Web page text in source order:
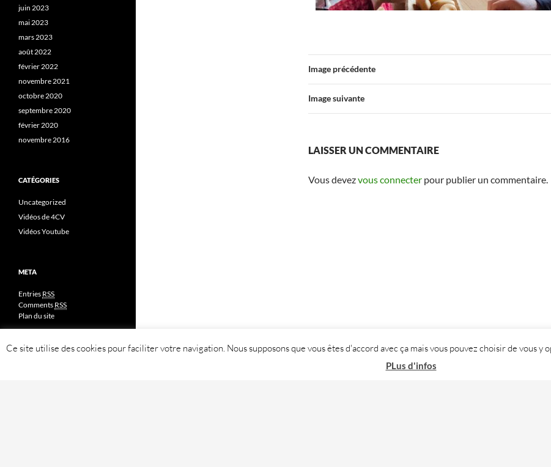
Image précédente
Image suivante
LAISSER UN COMMENTAIRE
Vous devezvous connecter pour publier un commentaire.
juin 2023
mai 2023
mars 2023
août 2022
février 2022
novembre 2021
octobre 2020
septembre 2020
février 2020
novembre 2016
CATÉGORIES
Uncategorized
Vidéos de 4CV
Vidéos Youtube
META
Entries RSS
Comments RSS
Plan du site
Ce site utilise des cookies pour faciliter votre navigation. Nous supposons que vous êtes d'accord avec ça mais vous pouvez choisir de vous y
PLus d'infos